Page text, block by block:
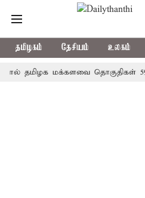
தமிழகம் தேசியம் உலகம்
மக்களவை தொகுதிகள் 59